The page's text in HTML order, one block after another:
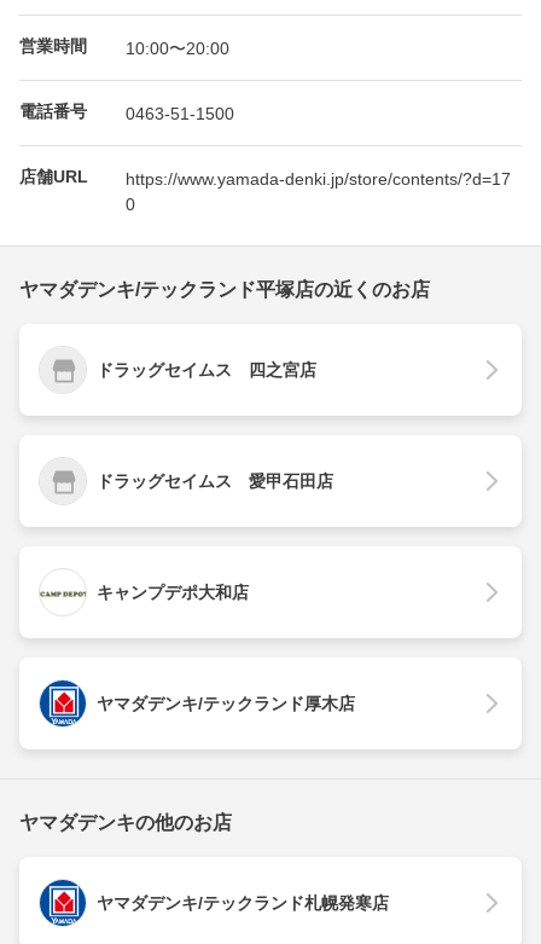
営業時間 10:00〜20:00
電話番号 0463-51-1500
店舗URL
https://www.yamada-denki.jp/store/contents/?d=17
0
ヤマダデンキ/テックランド平塚店の近くのお店
ドラッグセイムス 四之宮店
ドラッグセイムス 愛甲石田店
キャンプデポ大和店
ヤマダデンキ/テックランド厚木店
ヤマダデンキの他のお店
ヤマダデンキ/テックランド札幌発寒店